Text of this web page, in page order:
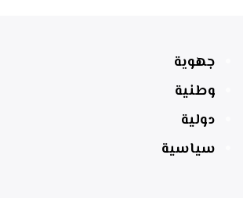
جهوية
وطنية
دولية
سياسية